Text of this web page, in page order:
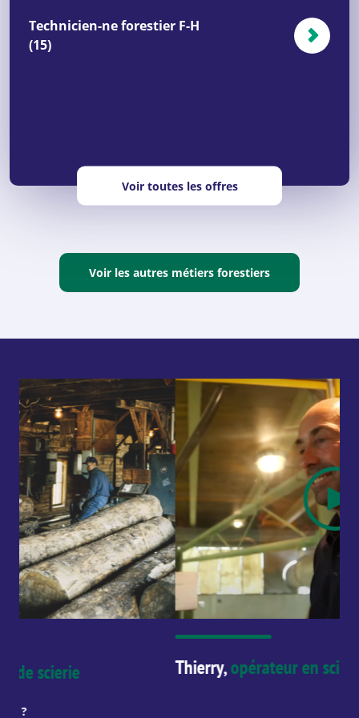
Technicien-ne forestier F-H
(15)
Voir toutes les offres
Voir les autres métiers forestiers
Thierry,opérateur en scierie